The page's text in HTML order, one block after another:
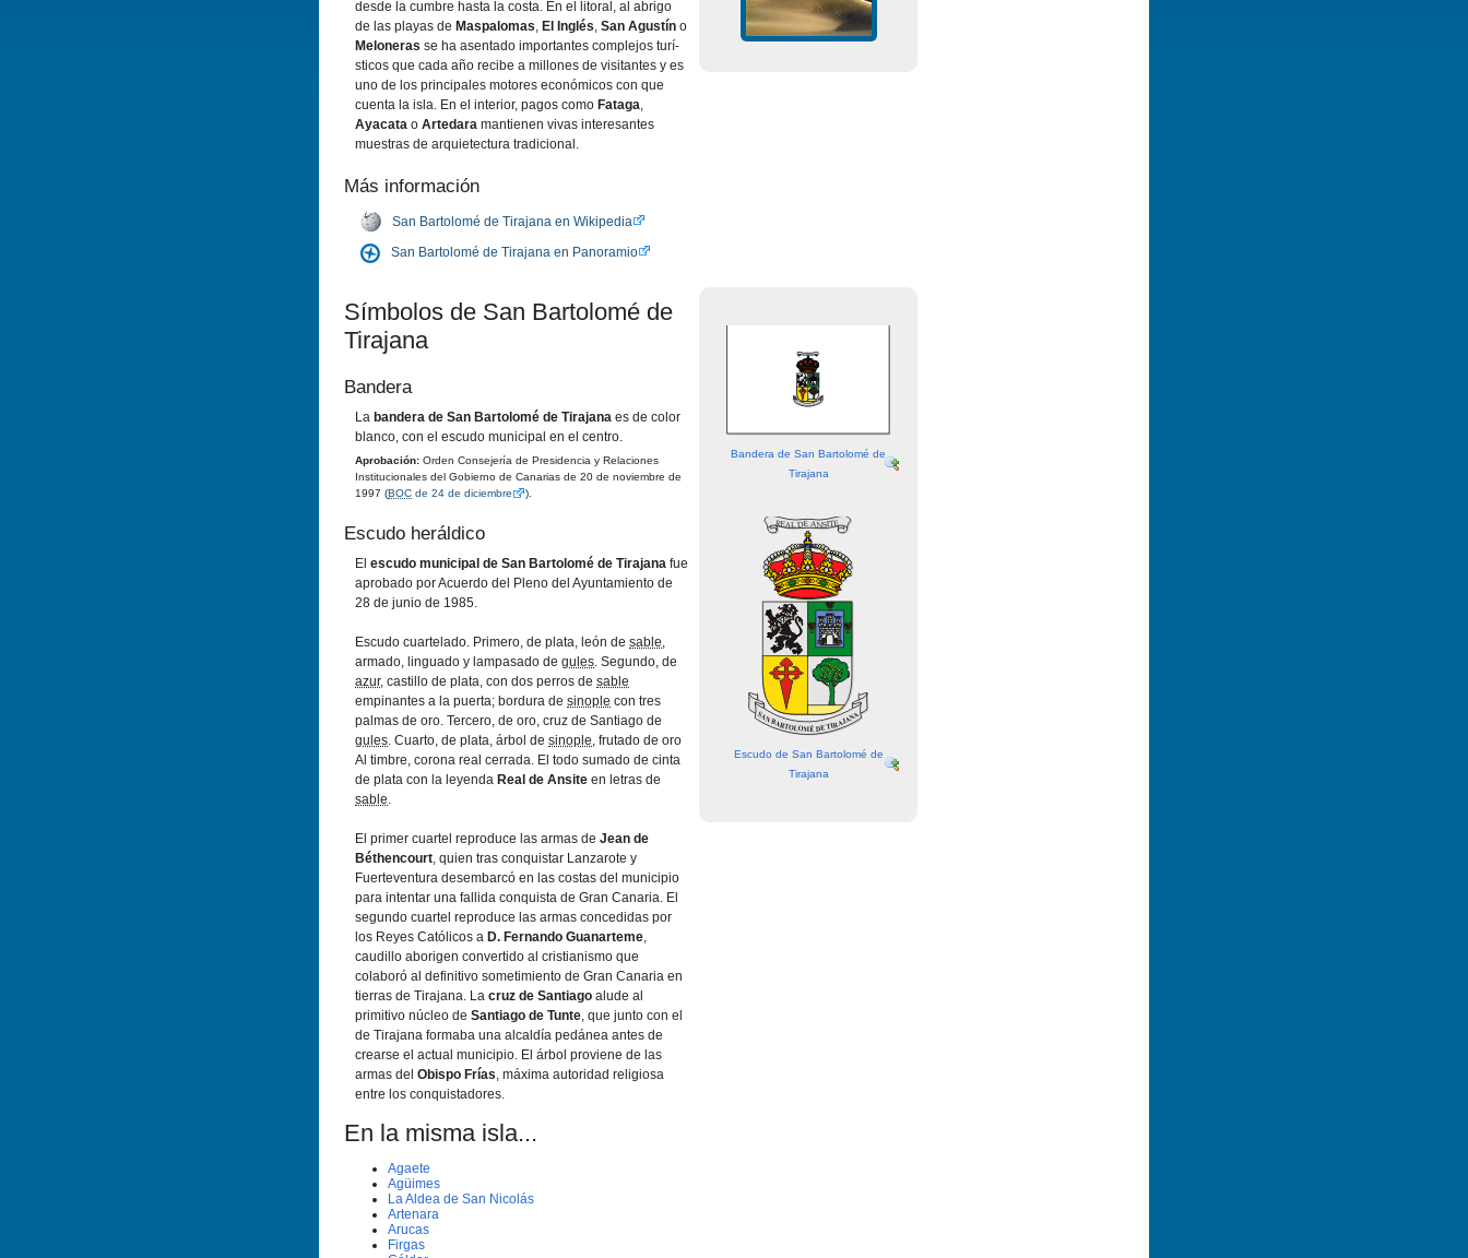
desde la cumbre hasta la costa. En el litoral, al abrigo
de las playas de Maspalomas, El Inglés, San Agustí­n o
Meloneras se ha asentado importantes complejos turí­
sticos que cada año recibe a millones de visitantes y es
uno de los principales motores económicos con que
cuenta la isla. En el interior, pagos como Fataga,
Ayacata o Artedara mantienen vivas interesantes
muestras de arquietectura tradicional.
Más información
San Bartolomé de Tirajana en Wikipedia
San Bartolomé de Tirajana en Panoramio
Sí­mbolos de San Bartolomé de
Tirajana
Bandera
La bandera de San Bartolomé de Tirajana es de color
blanco, con el escudo municipal en el centro.
Aprobación: Orden Consejerí­a de Presidencia y Relaciones
Institucionales del Gobierno de Canarias de 20 de noviembre de
1997 (BOC de 24 de diciembre ).
Escudo heráldico
El escudo municipal de San Bartolomé de Tirajana fue
aprobado por Acuerdo del Pleno del Ayuntamiento de
28 de junio de 1985.
Escudo cuartelado. Primero, de plata, león de sable,
armado, linguado y lampasado de gules. Segundo, de
azur, castillo de plata, con dos perros de sable
empinantes a la puerta; bordura de sinople con tres
palmas de oro. Tercero, de oro, cruz de Santiago de
gules. Cuarto, de plata, árbol de sinople, frutado de oro
Al timbre, corona real cerrada. El todo sumado de cinta
de plata con la leyenda Real de Ansite en letras de
sable.
El primer cuartel reproduce las armas de Jean de
Béthencourt, quien tras conquistar Lanzarote y
Fuerteventura desembarcó en las costas del municipio
para intentar una fallida conquista de Gran Canaria. El
segundo cuartel reproduce las armas concedidas por
los Reyes Católicos a D. Fernando Guanarteme,
caudillo aborigen convertido al cristianismo que
colaboró al definitivo sometimiento de Gran Canaria en
tierras de Tirajana. La cruz de Santiago alude al
primitivo núcleo de Santiago de Tunte, que junto con el
de Tirajana formaba una alcaldí­a pedánea antes de
crearse el actual municipio. El árbol proviene de las
armas del Obispo Frí­as, máxima autoridad religiosa
entre los conquistadores.
En la misma isla...
Agaete
Agüimes
La Aldea de San Nicolás
Artenara
Arucas
Firgas
Bandera de San Bartolomé de
Tirajana
Escudo de San Bartolomé de
Tirajana